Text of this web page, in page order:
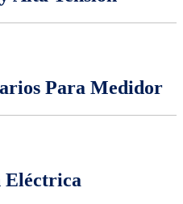
Para Medidor
Eléctrica